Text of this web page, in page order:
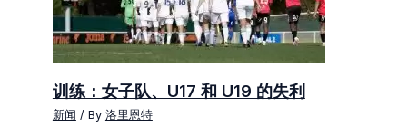
训练：女子队、U17 和 U19 的失利
新闻 / By 洛里恩特